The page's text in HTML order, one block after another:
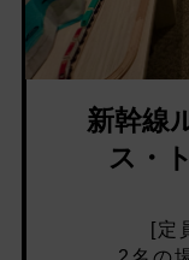
新幹線
ス・
[定